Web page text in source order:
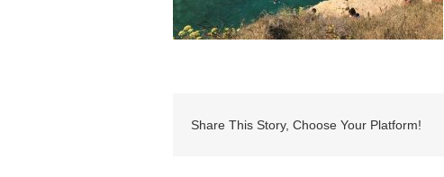
Share This Story, Choose Your Platform!